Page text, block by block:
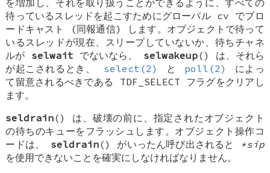
待っているスレッドを起こすためにグローバル cv でブロ
ードキャスト (同報通信) します。オブジェクトで待って
いるスレッドが現在、スリープしていないか、待ちチャネ
ルが selwait でないなら、 selwakeup() は、それら
が起こされるとき、
select(2) と poll(2)
によっ
て留意されるべきである TDF_SELECT フラグをクリアし
ます。
seldrain() は、破壊の前に、指定されたオブジェクト
の待ちのキューをフラッシュします。オブジェクト操作コ
ードは、 seldrain() がいったん呼び出されると
*sip
を使用できないことを確実にしなければなりません。